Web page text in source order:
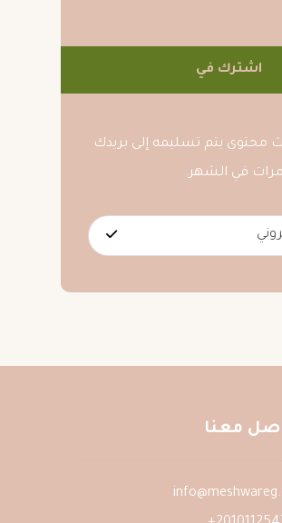
اشترك في
محتوى يتم تسليمه إلى بريدك
مرات في الشهر.
معنا